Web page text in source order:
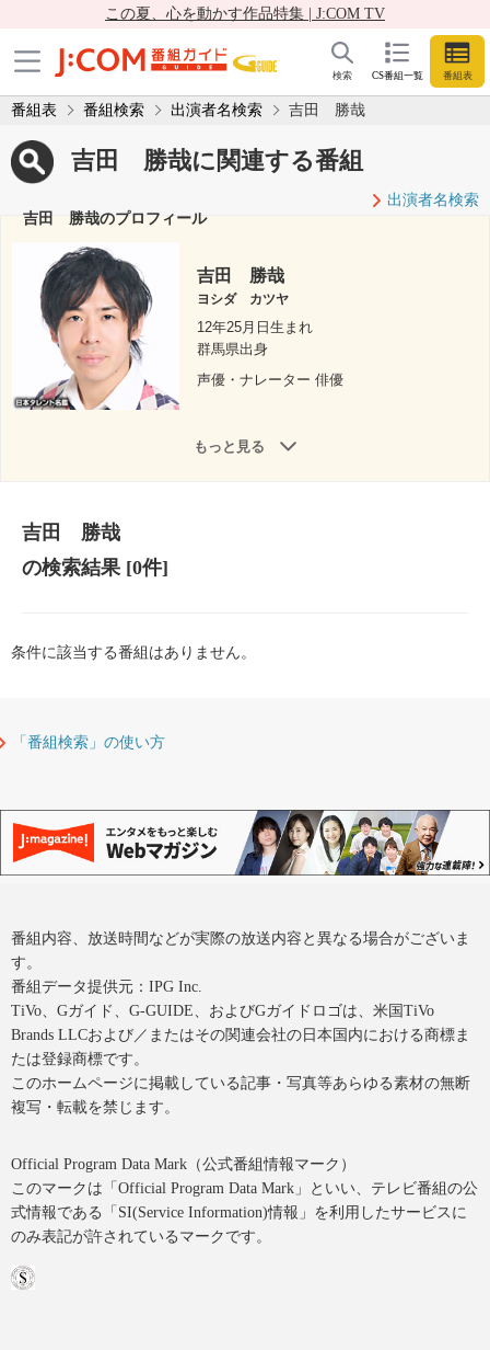
この夏、心を動かす作品特集 | J:COM TV
CS番組一覧 番組表
検索
番組表 番組検索 出演者名検索 吉田 勝哉
吉田 勝哉に関連する番組
出演者名検索
吉田 勝哉のプロフィール
吉田 勝哉
ヨシダ カツヤ
12年25月日生まれ
群馬県出身
声優・ナレーター 俳優
もっと見る
吉田 勝哉
の検索結果[0件]
条件に該当する番組はありません。
「番組検索」の使い方
番組内容、放送時間などが実際の放送内容と異なる場合がございま
す。
番組データ提供元：IPG Inc.
TiVo、Gガイド、G-GUIDE、およびGガイドロゴは、米国TiVo
Brands LLCおよび／またはその関連会社の日本国内における商標ま
たは登録商標です。
このホームページに掲載している記事・写真等あらゆる素材の無断
複写・転載を禁じます。
Official Program Data Mark（公式番組情報マーク）
このマークは「Official Program Data Mark」といい、テレビ番組の公
式情報である「SI(Service Information)情報」を利用したサービスに
のみ表記が許されているマークです。